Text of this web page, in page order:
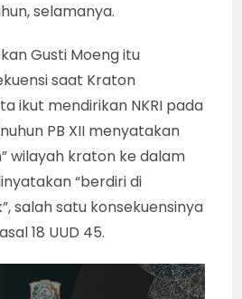
selamanya.
Gusti Moeng itu
saat Kraton
ikut mendirikan NKRI pada
PB XII menyatakan
wilayah kraton ke dalam
“berdiri di
salah satu konsekuensinya
18 UUD 45.